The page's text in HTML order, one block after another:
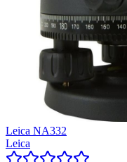
Leica NA332
Leica